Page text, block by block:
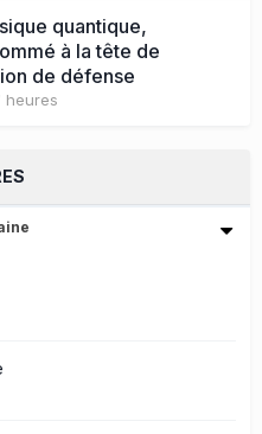
quantique,
à la tête de
de défense
heures